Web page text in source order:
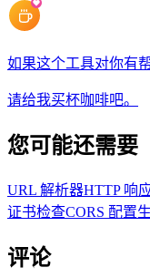
如果这个工具对你有
请给我买杯咖啡吧。
您可能还需要
URL 解析器HTTP 响
证书检查CORS 配置
评论